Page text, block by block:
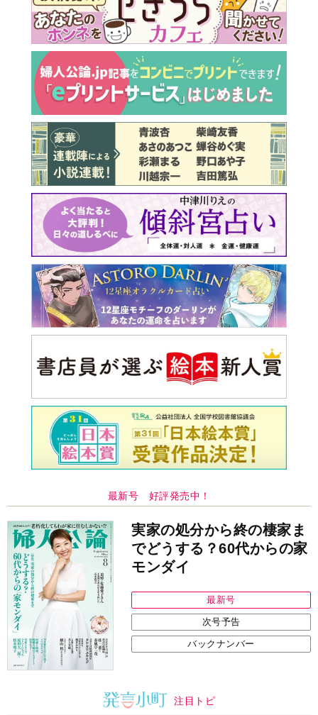
最新号 好評発売中！
実家の処分から終の棲家ま
でどうする？60代からの家
モンダイ
最新号
次号予告
バックナンバー
注目トピ